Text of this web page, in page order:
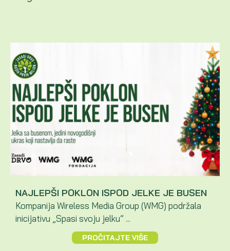
NAJLEPŠI POKLON ISPOD JELKE JE BUSEN
Kompanija Wireless Media Group (WMG) podržala
inicijativu „Spasi svoju jelku” ...
PROČITAJTE VIŠE